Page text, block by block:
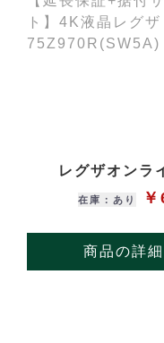
ト】4K液晶レグ
75Z970R(SW5A)
レグザオンラ
在庫：あり
商品の詳